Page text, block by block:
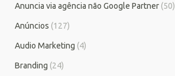
Anuncia via agência não Google Partner (50)
Anúncios (127)
Audio Marketing (4)
Branding (24)